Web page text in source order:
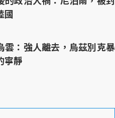
國
雲：強人離去，烏茲別克暴
寧靜